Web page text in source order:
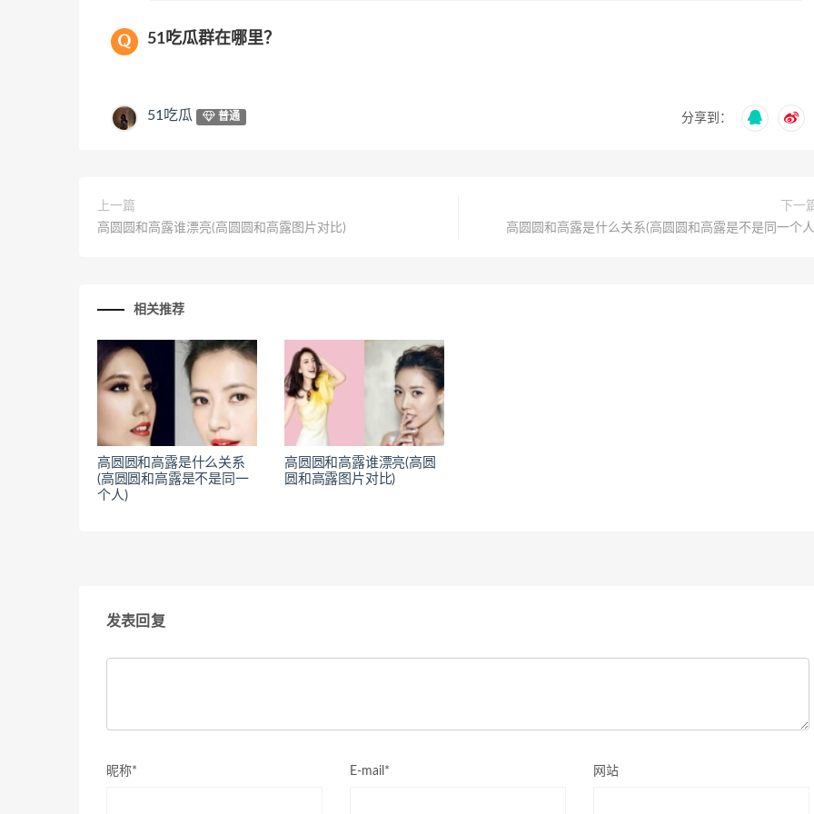
51吃瓜群在哪里？
51吃瓜 普通 分享到：
上一篇
高圆圆和高露谁漂亮(高圆圆和高露图片对比)
下一
高圆圆和高露是什么关系(高圆圆和高露是不是同一个
相关推荐
高圆圆和高露是什么关系
(高圆圆和高露是不是同一
个人)
高圆圆和高露谁漂亮(高圆
圆和高露图片对比)
发表回复
昵称* E-mail* 网站